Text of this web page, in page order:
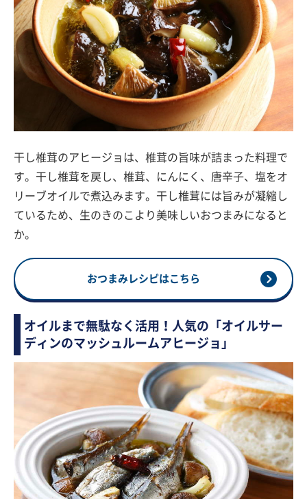
干し椎茸のアヒージョは、椎茸の旨味が詰まった料理で
す。干し椎茸を戻し、椎茸、にんにく、唐辛子、塩をオ
リーブオイルで煮込みます。干し椎茸には旨みが凝縮し
ているため、生のきのこより美味しいおつまみになると
か。
おつまみレシピはこちら
オイルまで無駄なく活用！人気の「オイルサー
ディンのマッシュルームアヒージョ」